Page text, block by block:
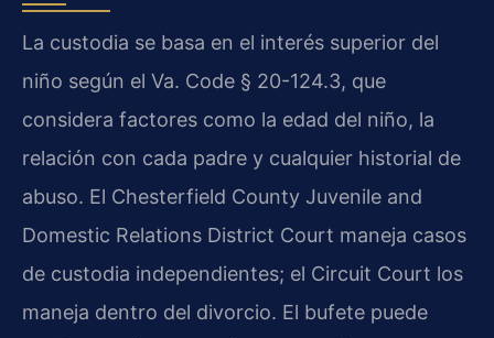
La custodia se basa en el interés superior del
niño según el Va. Code § 20-124.3, que
considera factores como la edad del niño, la
relación con cada padre y cualquier historial de
abuso. El Chesterfield County Juvenile and
Domestic Relations District Court maneja casos
de custodia independientes; el Circuit Court los
maneja dentro del divorcio. El bufete puede